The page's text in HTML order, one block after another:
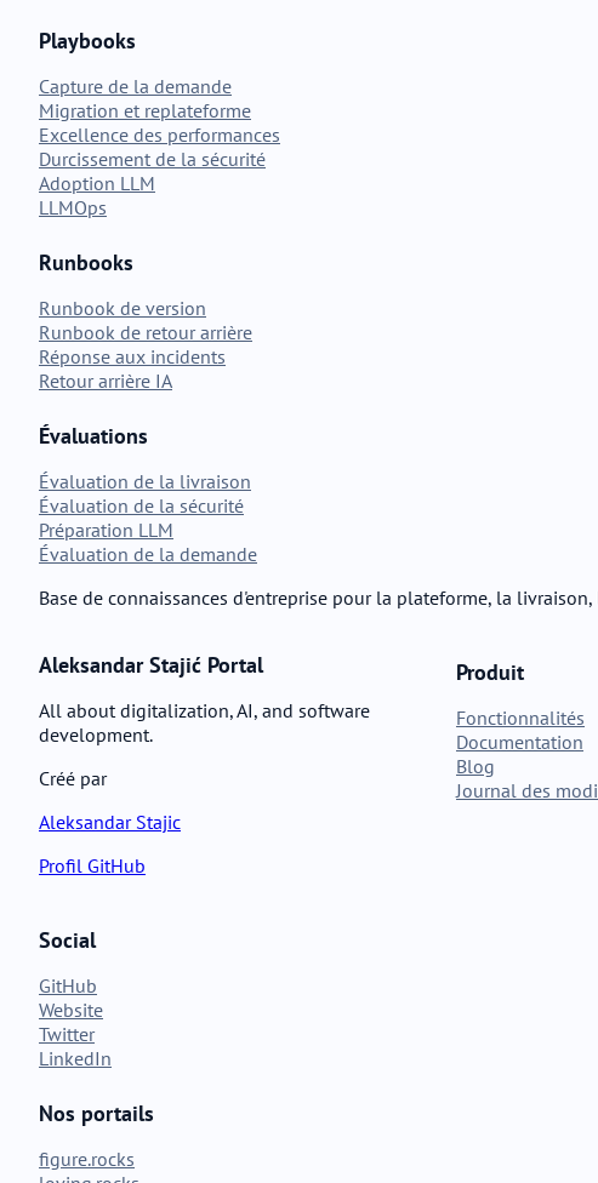
Playbooks
Capture de la demande
Migration et replateforme
Excellence des performances
Durcissement de la sécurité
Adoption LLM
LLMOps
Runbooks
Runbook de version
Runbook de retour arrière
Réponse aux incidents
Retour arrière IA
Évaluations
Évaluation de la livraison
Évaluation de la sécurité
Préparation LLM
Évaluation de la demande
Base de connaissances d'entreprise pour la plateforme, la
Aleksandar Stajić Portal
All about digitalization, AI, and software
development.
Créé par
Aleksandar Stajic
Profil GitHub
Produit
Fonctionnalités
Documentation
Blog
Journal des
Social
GitHub
Website
Twitter
LinkedIn
Nos portails
figure.rocks